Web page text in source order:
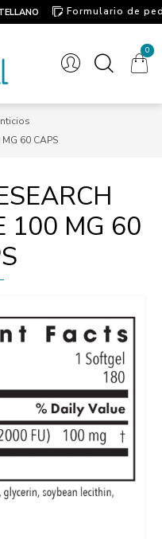
Formulario de
0
60 CAPS
100 MG 60